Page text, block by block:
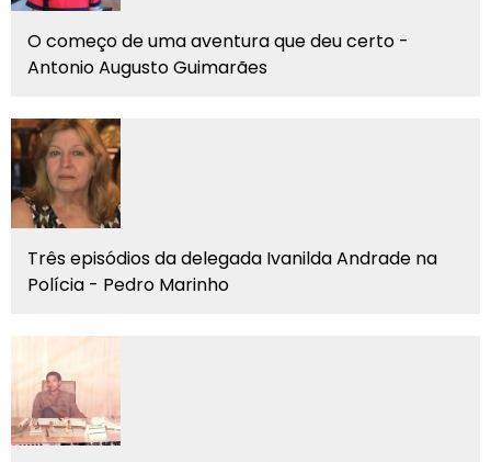
O começo de uma aventura que deu certo -
Antonio Augusto Guimarães
Três episódios da delegada Ivanilda Andrade na
Polícia - Pedro Marinho